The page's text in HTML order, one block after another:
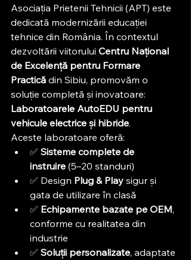
Asociația Prietenii Tehnicii (APT) este
dedicată modernizării educației
tehnice din România. În contextul
dezvoltării viitorului Centru Național
de Excelență pentru Formare
Practică din Sibiu, promovăm o
soluție completă și inovatoare:
Laboratoarele AutoEDU pentru
vehicule electrice și hibride.
Aceste laboratoare oferă:
✅ Sisteme complete de
instruire (5–20 standuri)
✅ Design Plug & Play sigur și
gata de utilizare în clasă
✅ Echipamente bazate pe OEM,
conforme cu realitatea din
industrie
✅ Soluții personalizate, adaptate